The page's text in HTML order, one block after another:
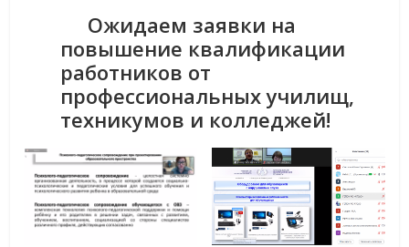
Ожидаем заявки на
повышение квалификации
работников от
профессиональных училищ,
техникумов и колледжей!